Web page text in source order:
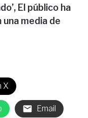
El público ha
media de
X
Email